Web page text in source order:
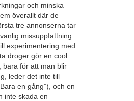
och minska
överallt där de
tre annonserna tar
missuppfattning
experimentering med
droger gör en cool
bara för att man blir
leder det inte till
en gång”), och en
inte skada en